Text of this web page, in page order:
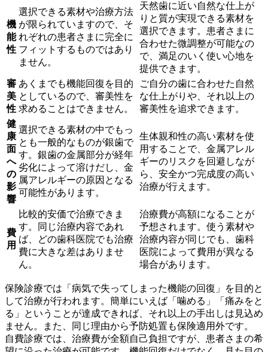
機
能
性
選択できる素材や治療方法
が限られていますので、そ
れぞれの患者さまに完全に
フィットするものではあり
ません。
天然歯に近い自然な仕上が
りと質が実現できる素材を
選択できます。患者さまに
合わせた微調整が可能なの
で、満足のいく使い心地を
提供できます。
審
美
性
あくまでも機能回復を目的
としているので、審美性を
求めることはできません。
ご自分の歯に合わせた自然
な仕上がりや、それ以上の
審美性を追求できます。
健
康
面
へ
の
影
響
選択できる素材の中でもっ
とも一般的なものが銀歯で
す。銀歯の金属部分が経年
劣化によって溶けだし、金
属アレルギーの原因となる
可能性があります。
生体親和性の高い素材を使
用することで、金属アレル
ギーのリスクを回避しなが
ら、安全かつ完成度の高い
治療が行えます。
費
用
比較的安価で治療できま
す。同じ治療内容であれ
ば、どの歯科医院でも治療
費に大きな差はありませ
ん。
治療費が高額になることが
予想されます。使う素材や
治療内容が同じでも、歯科
医院によって費用が異なる
場合があります。
保険診療では「病気で失ってしまった機能の回復」を目的と
して治療が行われます。簡単にいえば「噛める」「痛みをと
る」ということが達成できれば、それ以上の手出しは見込め
ません。また、同じ理由から予防処置も保険適用外です。
自費診療では、治療費が全額自己負担ですが、患者さまの希